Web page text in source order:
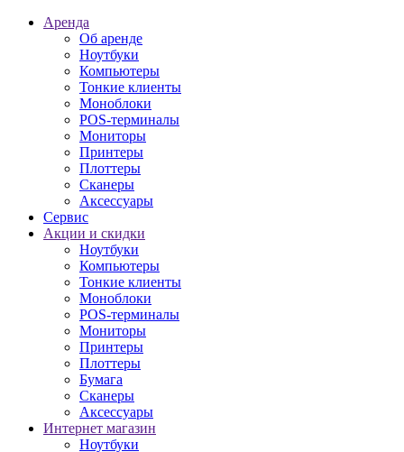
Аренда
Об аренде
Ноутбуки
Компьютеры
Тонкие клиенты
Моноблоки
POS-терминалы
Мониторы
Принтеры
Плоттеры
Сканеры
Аксессуары
Сервис
Акции и скидки
Ноутбуки
Компьютеры
Тонкие клиенты
Моноблоки
POS-терминалы
Мониторы
Принтеры
Плоттеры
Бумага
Сканеры
Аксессуары
Интернет магазин
Ноутбуки